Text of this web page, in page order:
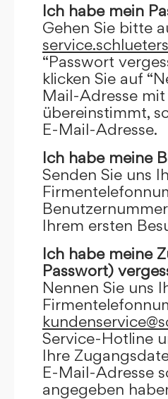
Ich habe mein
Gehen Sie bitte
“Passwort
klicken Sie auf
Mail-Adresse
übereinstimmt,
E-Mail-Adresse.
Ich habe meine
Senden Sie uns
Ihrem ersten
Ich habe meine
Passwort)
Nennen Sie uns
Service-Hotline
Ihre
E-Mail-Adresse
angegeben